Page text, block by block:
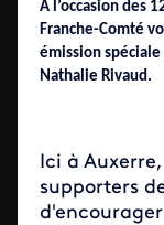
À l’occasion des
Franche-Comté
émission
Nathalie Rivaud.
Ici à
supporters